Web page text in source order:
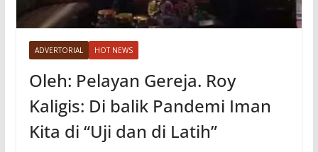
ADVERTORIAL HOT NEWS
Oleh: Pelayan Gereja. Roy
Kaligis: Di balik Pandemi Iman
Kita di “Uji dan di Latih”